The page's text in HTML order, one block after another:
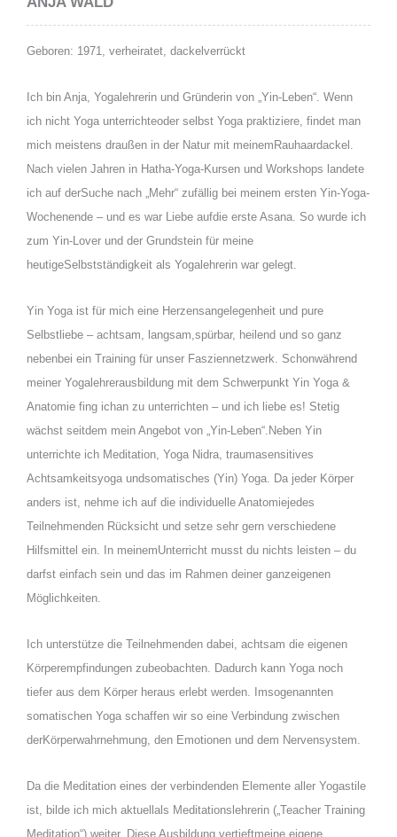
Geboren: 1971, verheiratet, dackelverrückt
Ich bin Anja, Yogalehrerin und Gründerin von „Yin-Leben“. Wenn
ich nicht Yoga unterrichteoder selbst Yoga praktiziere, findet man
mich meistens draußen in der Natur mit meinemRauhaardackel.
Nach vielen Jahren in Hatha-Yoga-Kursen und Workshops landete
ich auf derSuche nach „Mehr“ zufällig bei meinem ersten Yin-Yoga-
Wochenende – und es war Liebe aufdie erste Asana. So wurde ich
zum Yin-Lover und der Grundstein für meine
heutigeSelbstständigkeit als Yogalehrerin war gelegt.
Yin Yoga ist für mich eine Herzensangelegenheit und pure
Selbstliebe – achtsam, langsam,spürbar, heilend und so ganz
nebenbei ein Training für unser Fasziennetzwerk. Schonwährend
meiner Yogalehrerausbildung mit dem Schwerpunkt Yin Yoga &
Anatomie fing ichan zu unterrichten – und ich liebe es! Stetig
wächst seitdem mein Angebot von „Yin-Leben“.Neben Yin
unterrichte ich Meditation, Yoga Nidra, traumasensitives
Achtsamkeitsyoga undsomatisches (Yin) Yoga. Da jeder Körper
anders ist, nehme ich auf die individuelle Anatomiejedes
Teilnehmenden Rücksicht und setze sehr gern verschiedene
Hilfsmittel ein. In meinemUnterricht musst du nichts leisten – du
darfst einfach sein und das im Rahmen deiner ganzeigenen
Möglichkeiten.
Ich unterstütze die Teilnehmenden dabei, achtsam die eigenen
Körperempfindungen zubeobachten. Dadurch kann Yoga noch
tiefer aus dem Körper heraus erlebt werden. Imsogenannten
somatischen Yoga schaffen wir so eine Verbindung zwischen
derKörperwahrnehmung, den Emotionen und dem Nervensystem.
Da die Meditation eines der verbindenden Elemente aller Yogastile
ist, bilde ich mich aktuellals Meditationslehrerin („Teacher Training
Meditation“) weiter. Diese Ausbildung vertieftmeine eigene